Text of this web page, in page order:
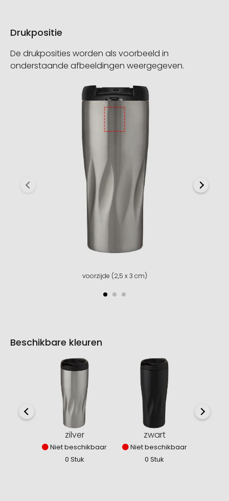
Drukpositie
De drukposities worden als voorbeeld in
onderstaande afbeeldingen weergegeven.
voorzijde (2,5 x 3 cm)
Beschikbare kleuren
zilver
Niet beschikbaar
0 Stuk
zwart
Niet beschikbaar
0 Stuk